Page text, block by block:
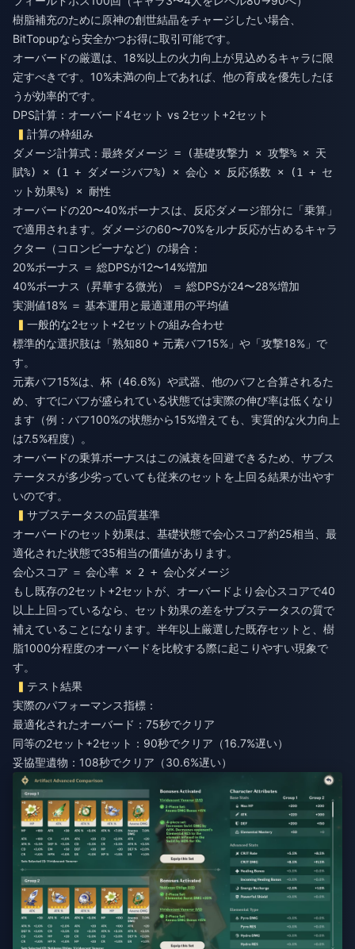
樹脂補充のために原神の創世結晶をチャージ したい場合、
BitTopupなら安全かつお得に取引可能です。
オーバードの厳選は、18%以上の火力向上が見込めるキャラに限
定すべきです。10%未満の向上であれば、他の育成を優先したほ
うが効率的です。
DPS計算：オーバード4セット vs 2セット+2セット
計算の枠組み
ダメージ計算式： 最終ダメージ = (基礎攻撃力 × 攻撃% × 天
賦%) × (1 + ダメージバフ%) × 会心 × 反応係数 × (1 + セ
ット効果%) × 耐性
オーバードの20〜40%ボーナスは、反応ダメージ部分に「乗算」
で適用されます。ダメージの60〜70%をルナ反応が占めるキャラ
クター（コロンビーナなど）の場合：
20%ボーナス ＝ 総DPSが12〜14%増加
40%ボーナス（昇華する微光） ＝ 総DPSが24〜28%増加
実測値18% ＝ 基本運用と最適運用の平均値
一般的な2セット+2セットの組み合わせ
標準的な選択肢は「熟知80 + 元素バフ15%」や「攻撃18%」で
す。
元素バフ15%は、杯（46.6%）や武器、他のバフと合算されるた
め、すでにバフが盛られている状態では実際の伸び率は低くなり
ます（例：バフ100%の状態から15%増えても、実質的な火力向上
は7.5%程度）。
オーバードの乗算ボーナスはこの減衰を回避できるため、サブス
テータスが多少劣っていても従来のセットを上回る結果が出やす
いのです。
サブステータスの品質基準
オーバードのセット効果は、基礎状態で会心スコア約25相当、最
適化された状態で35相当の価値があります。
会心スコア ＝ 会心率 × 2 + 会心ダメージ
もし既存の2セット+2セットが、オーバードより会心スコアで40
以上上回っているなら、セット効果の差をサブステータスの質で
補えていることになります。半年以上厳選した既存セットと、樹
脂1000分程度のオーバードを比較する際に起こりやすい現象で
す。
テスト結果
実際のパフォーマンス指標：
最適化されたオーバード：75秒でクリア
同等の2セット+2セット：90秒でクリア（16.7%遅い）
妥協聖遺物：108秒でクリア（30.6%遅い）